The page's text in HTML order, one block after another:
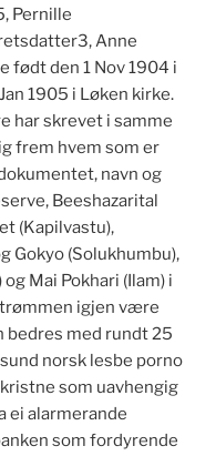
Pernille
Anne
født den 1 Nov 1904 i
1905 i Løken kirke.
har skrevet i samme
frem hvem som er
navn og
Beeshazarital
(Kapilvastu),
Gokyo (Solukhumbu),
Mai Pokhari (Ilam) i
igjen være
bedres med rundt 25
norsk lesbe porno
som uavhengig
ei alarmerande
som fordyrende